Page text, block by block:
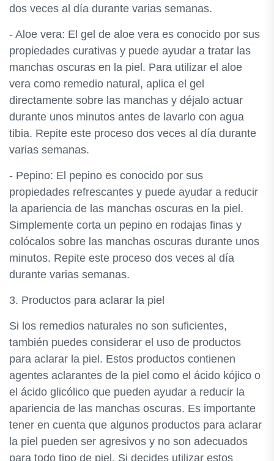
dos veces al día durante varias semanas.
- Aloe vera: El gel de aloe vera es conocido por sus
propiedades curativas y puede ayudar a tratar las
manchas oscuras en la piel. Para utilizar el aloe
vera como remedio natural, aplica el gel
directamente sobre las manchas y déjalo actuar
durante unos minutos antes de lavarlo con agua
tibia. Repite este proceso dos veces al día durante
varias semanas.
- Pepino: El pepino es conocido por sus
propiedades refrescantes y puede ayudar a reducir
la apariencia de las manchas oscuras en la piel.
Simplemente corta un pepino en rodajas finas y
colócalos sobre las manchas oscuras durante unos
minutos. Repite este proceso dos veces al día
durante varias semanas.
3. Productos para aclarar la piel
Si los remedios naturales no son suficientes,
también puedes considerar el uso de productos
para aclarar la piel. Estos productos contienen
agentes aclarantes de la piel como el ácido kójico o
el ácido glicólico que pueden ayudar a reducir la
apariencia de las manchas oscuras. Es importante
tener en cuenta que algunos productos para aclarar
la piel pueden ser agresivos y no son adecuados
para todo tipo de piel. Si decides utilizar estos